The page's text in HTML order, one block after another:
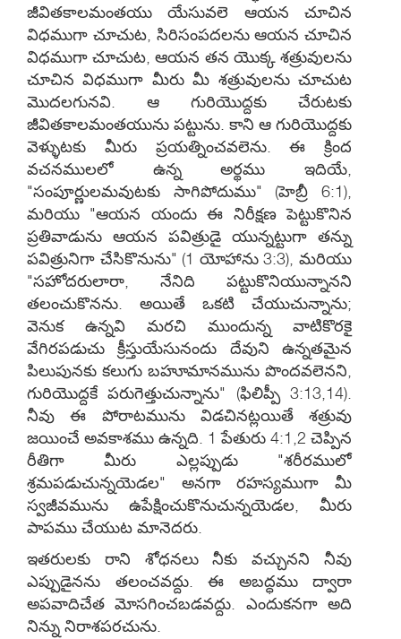
జీవితకాలమంతయు యేసువలె ఆయన చూచిన
విధముగా చూచుట, సిరిసంపదలను ఆయన చూచిన
విధముగా చూచుట, ఆయన తన యొక్క శత్రువులను
చూచిన విధముగా మీరు మీ శత్రువులను చూచుట
మొదలగునవి. ఆ గురియొద్దకు చేరుటకు
జీవితకాలమంతయును పట్టును. కాని ఆ గురియొద్దకు
వెళ్ళుటకు మీరు ప్రయత్నించవలెను. ఈ క్రింద
వచనములలో ఉన్న అర్థము ఇదియే,
"సంపూర్ణులమవుటకు సాగిపోదుము" (హెబ్రీ 6:1),
మరియు "ఆయన యందు ఈ నిరీక్షణ పెట్టుకొనిన
ప్రతివాడును ఆయన పవిత్రుడై యున్నట్టుగా తన్ను
పవిత్రునిగా చేసికొనును" (1 యోహాను 3:3), మరియు
"సహోదరులారా, నేనిది పట్టుకొనియున్నానని
తలంచుకొనను. అయితే ఒకటి చేయుచున్నాను;
వెనుక ఉన్నవి మరచి ముందున్న వాటికొరకై
వేగిరపడుచు క్రీస్తుయేసునందు దేవుని ఉన్నతమైన
పిలుపునకు కలుగు బహూమానమును పొందవలెనని,
గురియొద్దకే పరుగెత్తుచున్నాను" (ఫిలిప్పీ 3:13,14).
నీవు ఈ పోరాటమును విడచినట్లయితే శత్రువు
జయించే అవకాశము ఉన్నది. 1 పేతురు 4:1,2 చెప్పిన
రీతిగా మీరు ఎల్లప్పుడు "శరీరములో
శ్రమపడుచున్నయెడల" అనగా రహస్యముగా మీ
స్వజీవమును ఉపేక్షించుకొనుచున్నయెడల, మీరు
పాపము చేయుట మానెదరు.
ఇతరులకు రాని శోధనలు నీకు వచ్చునని నీవు
ఎప్పుడైనను తలంచవద్దు. ఈ అబద్ధము ద్వారా
అపవాదిచేత మోసగించబడవద్దు. ఎందుకనగా అది
నిన్ను నిరాశపరచును.